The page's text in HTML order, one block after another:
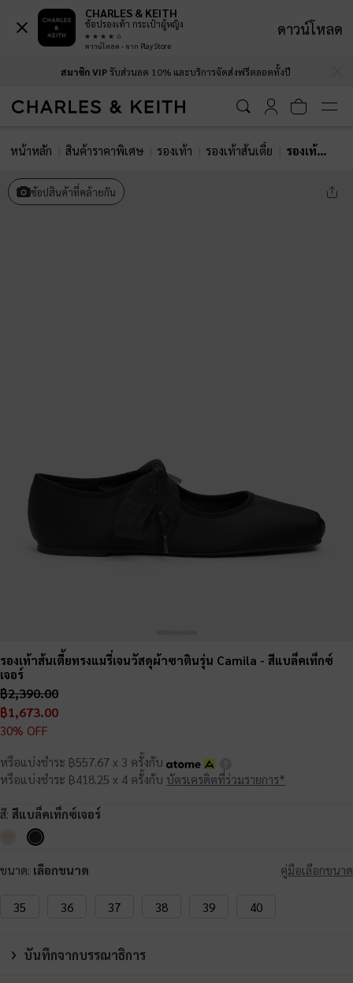
สมาชิก VIPรับส่วนลด 10% และบริการจัดส่งฟรีตลอดทั้งปี
หน้าหลัก สินค้าราคาพิเศษ รองเท้า รองเท้าส้นเตี้ย รองเท้าส้นเตี้ยทรงแมรี่เจนวัสดุผ้าซาตินรุ่น Camila
ช้อปสินค้าที่คล้ายกัน
รองเท้าส้นเตี้ยทรงแมรี่เจนวัสดุผ้าซาตินรุ่น Camila - สีแบล็คเท็กซ์
เจอร์
฿2,390.00
฿1,673.00
30% OFF
หรือแบ่งชำระ ฿557.67 x 3 ครั้งกับ
หรือแบ่งชำระ ฿418.25 x 4 ครั้งกับ บัตรเครดิตที่ร่วมรายการ*
สี: สีแบล็คเท็กซ์เจอร์
ขนาด: เลือกขนาด คู่มือเลือกขนาด
35 36 37 38 39 40
บันทึกจากบรรณาธิการ
CHARLES & KEITH
ช้อปรองเท้า กระเป๋าผู้หญิง
ดาวน์โหลด - จาก Play Store
ดาวน์โหลด